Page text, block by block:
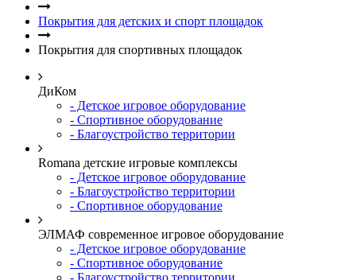
Покрытия для детских и спорт площадок
Покрытия для спортивных площадок
ДиКом
- Детское игровое оборудование
- Спортивное оборудование
- Благоустройство территории
Romana детские игровые комплексы
- Детское игровое оборудование
- Благоустройство территории
- Спортивное оборудование
ЭЛМАФ современное игровое оборудование
- Детское игровое оборудование
- Спортивное оборудование
- Благоустройство территории